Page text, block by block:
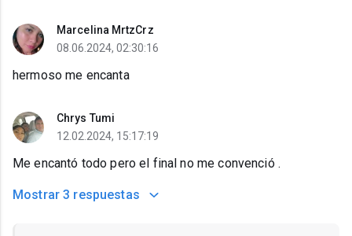
Marcelina MrtzCrz
08.06.2024, 02:30:16
hermoso me encanta
Chrys Tumi
12.02.2024, 15:17:19
Me encantó todo pero el final no me convenció .
Mostrar 3 respuestas